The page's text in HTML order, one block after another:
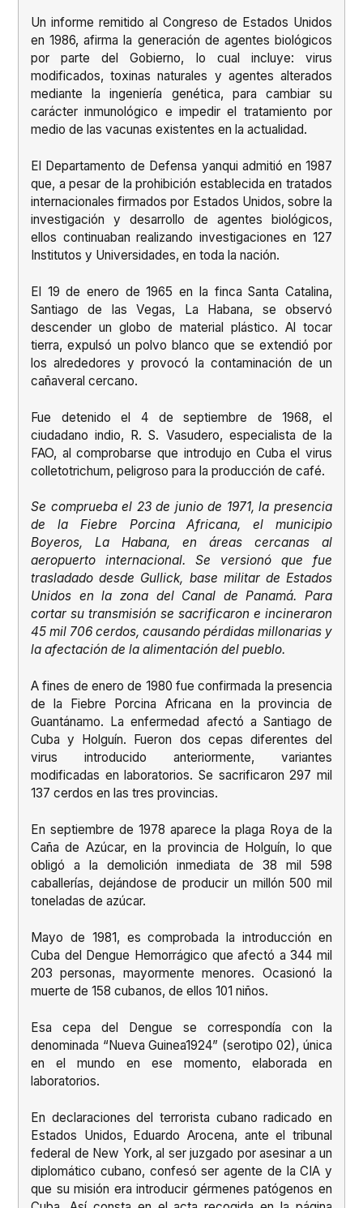
Un informe remitido al Congreso de Estados Unidos
en 1986, afirma la generación de agentes biológicos
por parte del Gobierno, lo cual incluye: virus
modificados, toxinas naturales y agentes alterados
mediante la ingeniería genética, para cambiar su
carácter inmunológico e impedir el tratamiento por
medio de las vacunas existentes en la actualidad.
El Departamento de Defensa yanqui admitió en 1987
que, a pesar de la prohibición establecida en tratados
internacionales firmados por Estados Unidos, sobre la
investigación y desarrollo de agentes biológicos,
ellos continuaban realizando investigaciones en 127
Institutos y Universidades, en toda la nación.
El 19 de enero de 1965 en la finca Santa Catalina,
Santiago de las Vegas, La Habana, se observó
descender un globo de material plástico. Al tocar
tierra, expulsó un polvo blanco que se extendió por
los alrededores y provocó la contaminación de un
cañaveral cercano.
Fue detenido el 4 de septiembre de 1968, el
ciudadano indio, R. S. Vasudero, especialista de la
FAO, al comprobarse que introdujo en Cuba el virus
colletotrichum, peligroso para la producción de café.
Se comprueba el 23 de junio de 1971, la presencia
de la Fiebre Porcina Africana, el municipio
Boyeros, La Habana, en áreas cercanas al
aeropuerto internacional. Se versionó que fue
trasladado desde Gullick, base militar de Estados
Unidos en la zona del Canal de Panamá. Para
cortar su transmisión se sacrificaron e incineraron
45 mil 706 cerdos, causando pérdidas millonarias y
la afectación de la alimentación del pueblo.
A fines de enero de 1980 fue confirmada la presencia
de la Fiebre Porcina Africana en la provincia de
Guantánamo. La enfermedad afectó a Santiago de
Cuba y Holguín. Fueron dos cepas diferentes del
virus introducido anteriormente, variantes
modificadas en laboratorios. Se sacrificaron 297 mil
137 cerdos en las tres provincias.
En septiembre de 1978 aparece la plaga Roya de la
Caña de Azúcar, en la provincia de Holguín, lo que
obligó a la demolición inmediata de 38 mil 598
caballerías, dejándose de producir un millón 500 mil
toneladas de azúcar.
Mayo de 1981, es comprobada la introducción en
Cuba del Dengue Hemorrágico que afectó a 344 mil
203 personas, mayormente menores. Ocasionó la
muerte de 158 cubanos, de ellos 101 niños.
Esa cepa del Dengue se correspondía con la
denominada “Nueva Guinea1924” (serotipo 02), única
en el mundo en ese momento, elaborada en
laboratorios.
En declaraciones del terrorista cubano radicado en
Estados Unidos, Eduardo Arocena, ante el tribunal
federal de New York, al ser juzgado por asesinar a un
diplomático cubano, confesó ser agente de la CIA y
que su misión era introducir gérmenes patógenos en